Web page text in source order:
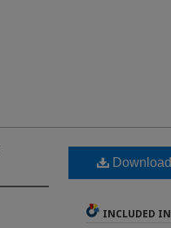
Download
INCLUDED IN